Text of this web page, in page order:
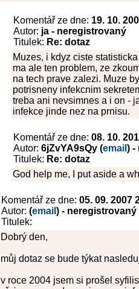
Komentář ze dne: 19. 10.
Autor: ja - neregistrovaný
Titulek: Re: dotaz
Muzes, i kdyz ciste
ma ale ten problem, ze
na tech prave zalezi. Muze
potrisneny infekcnim
treba ani nevsimnes a i on -
infekce jinde nez na prnisu.
Komentář ze dne: 08. 10.
Autor: 6jZvYA9sQy (email ) -
Titulek: Re: dotaz
God help me, I put aside a
Komentář ze dne: 05. 09. 2007
Autor: (email ) - neregistrovaný
Titulek:
Dobrý den,
můj dotaz se bude týkat
v roce 2004 jsem si prošel